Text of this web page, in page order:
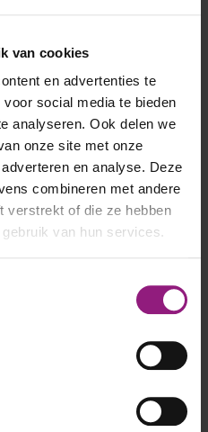
van cookies
en advertenties te
social media te bieden
analyseren. Ook delen we
onze site met onze
en analyse. Deze
combineren met andere
verstrekt of die ze hebben
van hun services.